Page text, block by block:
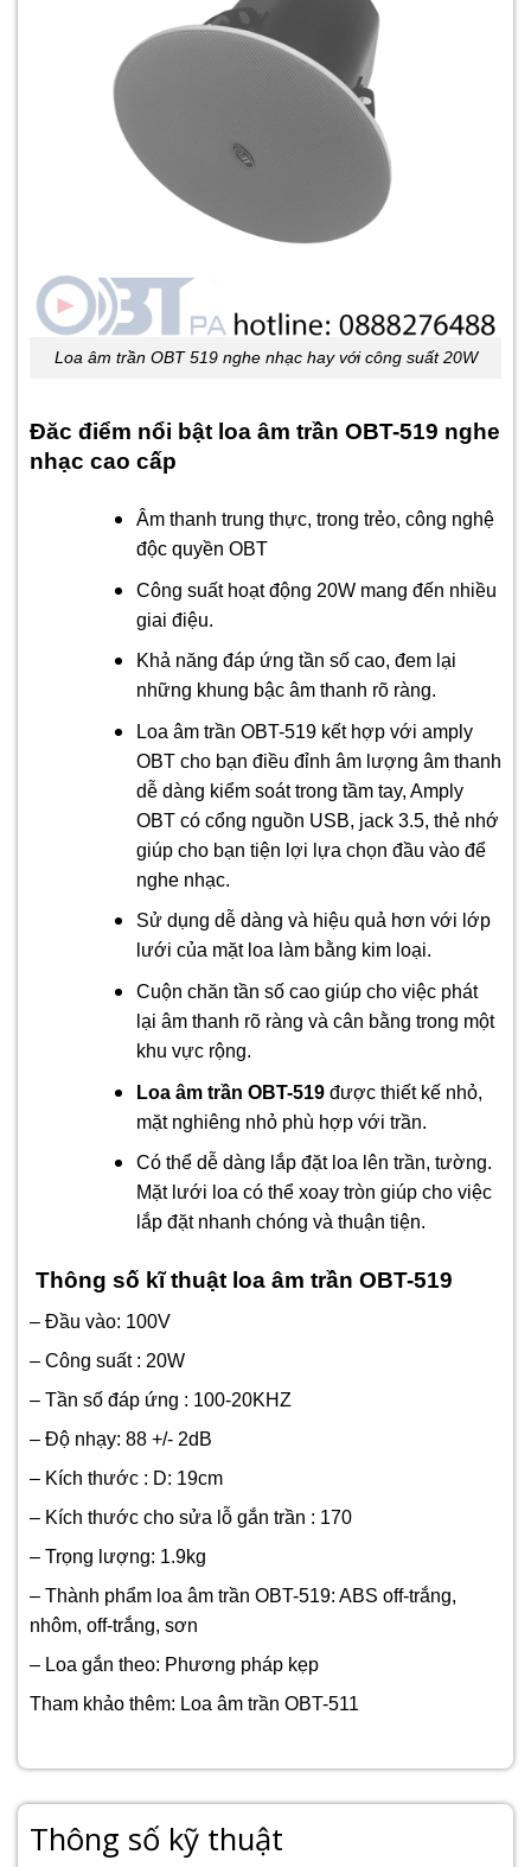
Loa âm trần OBT 519 nghe nhạc hay với công suất 20W
Đăc điểm nổi bật loa âm trần OBT-519 nghe
nhạc cao cấp
Âm thanh trung thực, trong trẻo, công nghệ
độc quyền OBT
Công suất hoạt động 20W mang đến nhiều
giai điệu.
Khả năng đáp ứng tần số cao, đem lại
những khung bậc âm thanh rõ ràng.
Loa âm trần OBT-519 kết hợp với amply
OBT cho bạn điều đỉnh âm lượng âm thanh
dễ dàng kiểm soát trong tầm tay, Amply
OBT có cổng nguồn USB, jack 3.5, thẻ nhớ
giúp cho bạn tiện lợi lựa chọn đầu vào để
nghe nhạc.
Sử dụng dễ dàng và hiệu quả hơn với lớp
lưới của mặt loa làm bằng kim loại.
Cuộn chăn tần số cao giúp cho việc phát
lại âm thanh rõ ràng và cân bằng trong một
khu vực rộng.
Loa âm trần OBT-519được thiết kế nhỏ,
mặt nghiêng nhỏ phù hợp với trần.
Có thể dễ dàng lắp đặt loa lên trần, tường.
Mặt lưới loa có thể xoay tròn giúp cho việc
lắp đặt nhanh chóng và thuận tiện.
Thông số kĩ thuật loa âm trần OBT-519
– Đầu vào: 100V
– Công suất : 20W
– Tần số đáp ứng : 100-20KHZ
– Độ nhạy: 88 +/- 2dB
– Kích thước : D: 19cm
– Kích thước cho sửa lỗ gắn trần : 170
– Trọng lượng: 1.9kg
– Thành phẩm loa âm trần OBT-519: ABS off-trắng,
nhôm, off-trắng, sơn
– Loa gắn theo: Phương pháp kẹp
Tham khảo thêm: Loa âm trần OBT-511
Thông số kỹ thuật